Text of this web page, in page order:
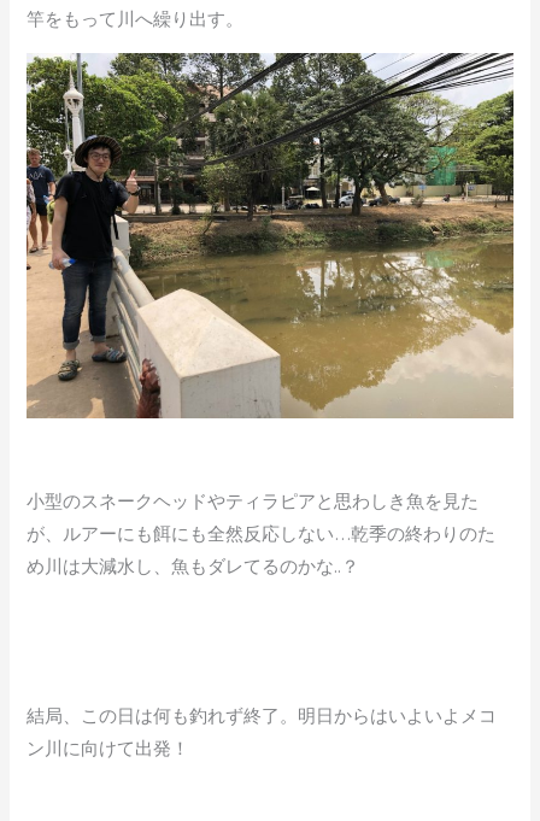
竿をもって川へ繰り出す。
小型のスネークヘッドやティラピアと思わしき魚を見た
が、ルアーにも餌にも全然反応しない…乾季の終わりのた
め川は大減水し、魚もダレてるのかな..？
結局、この日は何も釣れず終了。明日からはいよいよメコ
ン川に向けて出発！